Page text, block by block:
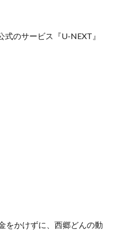
式のサービス『U-NEXT』
をかけずに、西郷どんの動